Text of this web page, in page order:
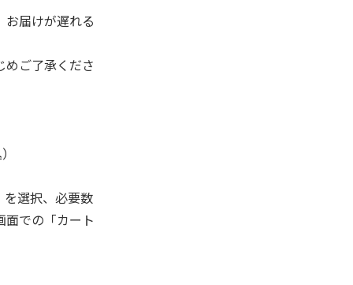
届けが遅れる
めご了承くださ
選択、必要数
面での「カート